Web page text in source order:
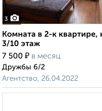
3
Комната в 2-к квартире,
3/10 этаж
7 500 ₽ в месяц
Дружбы 6/2
Агентство, 26.04.2022